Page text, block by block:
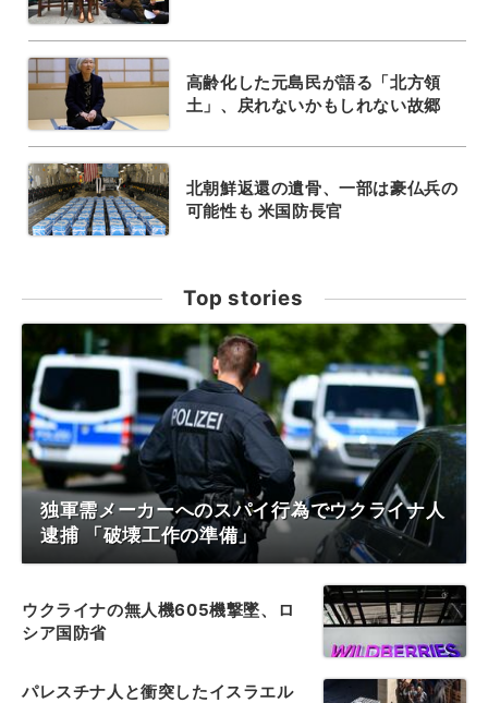
高齢化した元島民が語る「北方領
土」、戻れないかもしれない故郷
北朝鮮返還の遺骨、一部は豪仏兵の
可能性も 米国防長官
Top stories
独軍需メーカーへのスパイ行為でウクライナ人
逮捕 「破壊工作の準備」
ウクライナの無人機605機撃墜、ロ
シア国防省
パレスチナ人と衝突したイスラエル